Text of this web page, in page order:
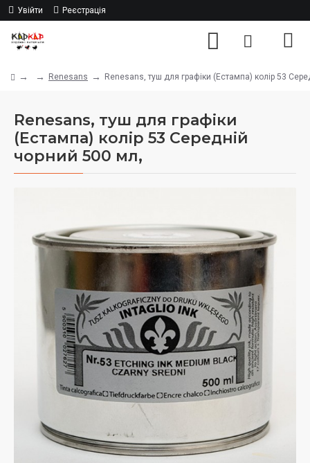
Увійти Реєстрація
Renesans Renesans, туш для графіки (Естампа) колір 53
Renesans, туш для графіки
(Естампа) колір 53 Середній
чорний 500 мл,